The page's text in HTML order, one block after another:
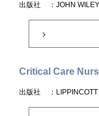
出版社 ：JOHN
Critical Care
出版社 ：